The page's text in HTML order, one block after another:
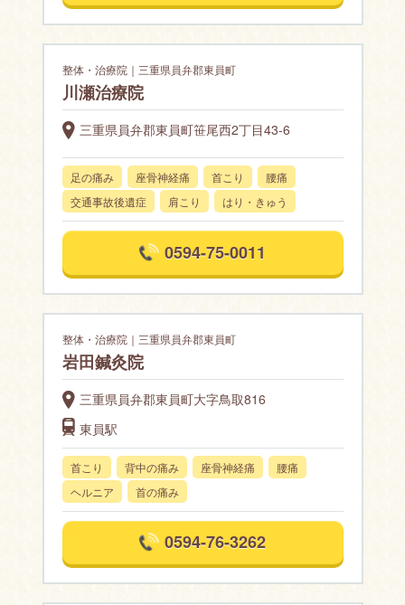
整体・治療院｜三重県員弁郡東員町
川瀬治療院
三重県員弁郡東員町笹尾西2丁目43-6
足の痛み 座骨神経痛 首こり
腰痛
交通事故後遺症
肩こり はり・きゅう
0594-75-0011
整体・治療院｜三重県員弁郡東員町
岩田鍼灸院
三重県員弁郡東員町大字鳥取816
東員駅
首こり 背中の痛み 座骨神経痛
腰痛
ヘルニア
首の痛み
0594-76-3262